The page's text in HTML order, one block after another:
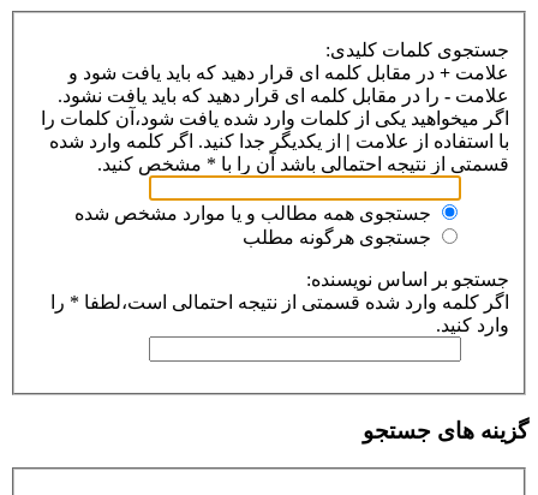
جستجوی کلمات کلیدی:
علامت + در مقابل کلمه ای قرار دهید که باید یافت شود و
علامت - را در مقابل کلمه ای قرار دهید که باید یافت نشود.
اگر میخواهید یکی از کلمات وارد شده یافت شود،آن کلمات را
با استفاده از علامت | از یکدیگر جدا کنید. اگر کلمه وارد شده
قسمتی از نتیجه احتمالی باشد آن را با * مشخص کنید.
جستجوی همه مطالب و یا موارد مشخص شده
جستجوی هرگونه مطلب
جستجو بر اساس نویسنده:
اگر کلمه وارد شده قسمتی از نتیجه احتمالی است،لطفا * را
وارد کنید.
گزینه های جستجو